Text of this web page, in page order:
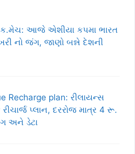
આજે એશીયા કપમા ભારત
નો જંગ, જાણો બન્ને દેશની
Recharge plan: રીલાયન્સ
રીચાર્જ પ્લાન, દરરોજ માત્ર 4 રૂ.
અને ડેટા